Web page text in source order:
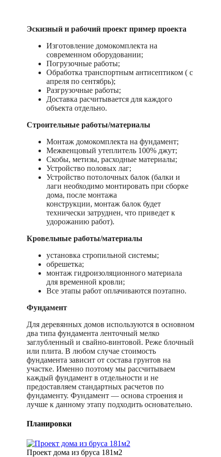
Эскизный и рабочий проект пример проекта
Изготовление домокомплекта на
современном оборудовании;
Погрузочные работы;
Обработка транспортным антисептиком ( с
апреля по сентябрь);
Разгрузочные работы;
Доставка расчитывается для каждого
объекта отдельно.
Строительные работы/материалы
Монтаж домокомплекта на фундамент;
Межвенцовый утеплитель 100% джут;
Скобы, метизы, расходные материалы;
Устройство половых лаг;
Устройство потолочных балок (балки и
лаги необходимо монтировать при сборке
дома, после монтажа
конструкции, монтаж балок будет
технически затруднен, что приведет к
удорожанию работ).
Кровельные работы/материалы
установка стропильной системы;
обрешетка;
монтаж гидроизоляционного материала
для временной кровли;
Все этапы работ оплачиваются поэтапно.
Фундамент
Для деревянных домов используются в основном
два типа фундамента ленточный мелко
заглубленный и свайно-винтовой. Реже блочный
или плита. В любом случае стоимость
фундамента зависит от состава грунтов на
участке. Именно поэтому мы рассчитываем
каждый фундамент в отдельности и не
предоставляем стандартных расчетов по
фундаменту. Фундамент — основа строения и
лучше к данному этапу подходить основательно.
Планировки
Проект дома из бруса 181м2